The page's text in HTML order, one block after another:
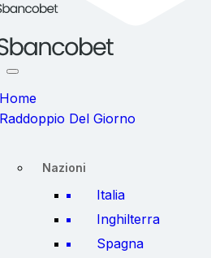
Home
Raddoppio Del Giorno
Nazioni
Italia
Inghilterra
Spagna